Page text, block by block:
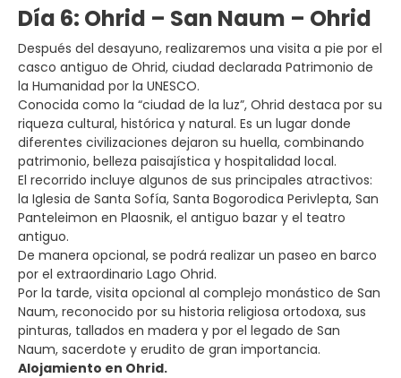
Día 6: Ohrid – San Naum – Ohrid
Después del desayuno, realizaremos una visita a pie por el
casco antiguo de Ohrid, ciudad declarada Patrimonio de
la Humanidad por la UNESCO.
Conocida como la “ciudad de la luz”, Ohrid destaca por su
riqueza cultural, histórica y natural. Es un lugar donde
diferentes civilizaciones dejaron su huella, combinando
patrimonio, belleza paisajística y hospitalidad local.
El recorrido incluye algunos de sus principales atractivos:
la Iglesia de Santa Sofía, Santa Bogorodica Perivlepta, San
Panteleimon en Plaosnik, el antiguo bazar y el teatro
antiguo.
De manera opcional, se podrá realizar un paseo en barco
por el extraordinario Lago Ohrid.
Por la tarde, visita opcional al complejo monástico de San
Naum, reconocido por su historia religiosa ortodoxa, sus
pinturas, tallados en madera y por el legado de San
Naum, sacerdote y erudito de gran importancia.
Alojamiento en Ohrid.